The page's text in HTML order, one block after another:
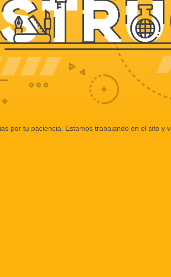
por tu paciencia. Estamos trabajando en el sito y